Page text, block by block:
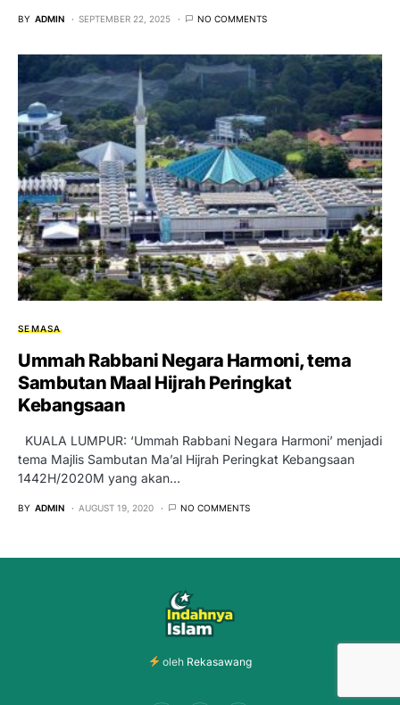
BY ADMIN SEPTEMBER 22, 2025 NO COMMENTS
SEMASA
Ummah Rabbani Negara Harmoni, tema
Sambutan Maal Hijrah Peringkat
Kebangsaan
KUALA LUMPUR: ‘Ummah Rabbani Negara Harmoni’ menjadi
tema Majlis Sambutan Ma’al Hijrah Peringkat Kebangsaan
1442H/2020M yang akan…
BY ADMIN AUGUST 19, 2020 NO COMMENTS
oleh Rekasawang